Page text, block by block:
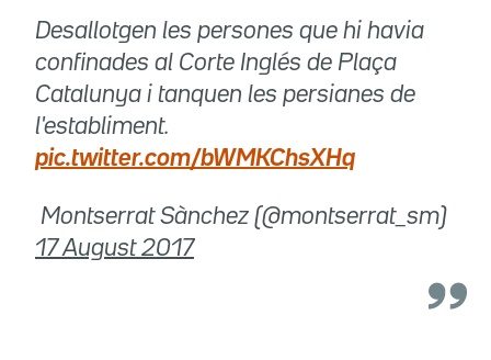
Desallotgen les persones que hi havia
confinades al Corte Inglés de Plaça
Catalunya i tanquen les persianes de
l'establiment.
pic.twitter.com/bWMKChsXHq
 Montserrat Sànchez (@montserrat_sm)
17 August 2017